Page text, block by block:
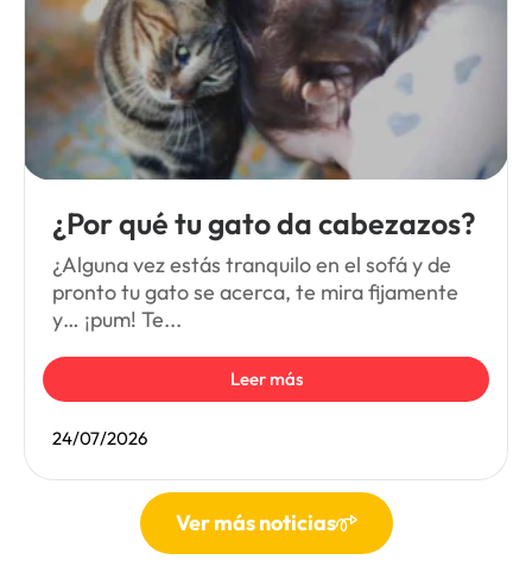
¿Por qué tu gato da cabezazos?
¿Alguna vez estás tranquilo en el sofá y de
pronto tu gato se acerca, te mira fijamente
y… ¡pum! Te...
Leer más
24/07/2026
Ver más noticias